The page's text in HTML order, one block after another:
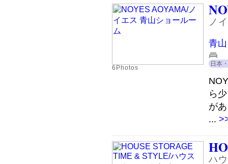
6Photos
ノ
青
日本
ら
が
...
ハ